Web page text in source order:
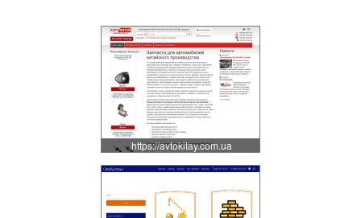
https://avtokitay.com.ua